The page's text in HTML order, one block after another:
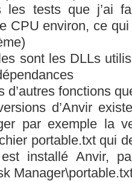
les tests que j’ai
CPU environ, ce
sont les DLLs
d’autres fonctions
d’Anvir
par exemple la
portable.txt qui
installé Anvir,